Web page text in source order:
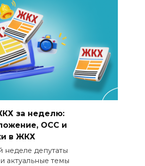
за неделю:
ОСС и
в ЖКХ
депутаты
актуальные темы